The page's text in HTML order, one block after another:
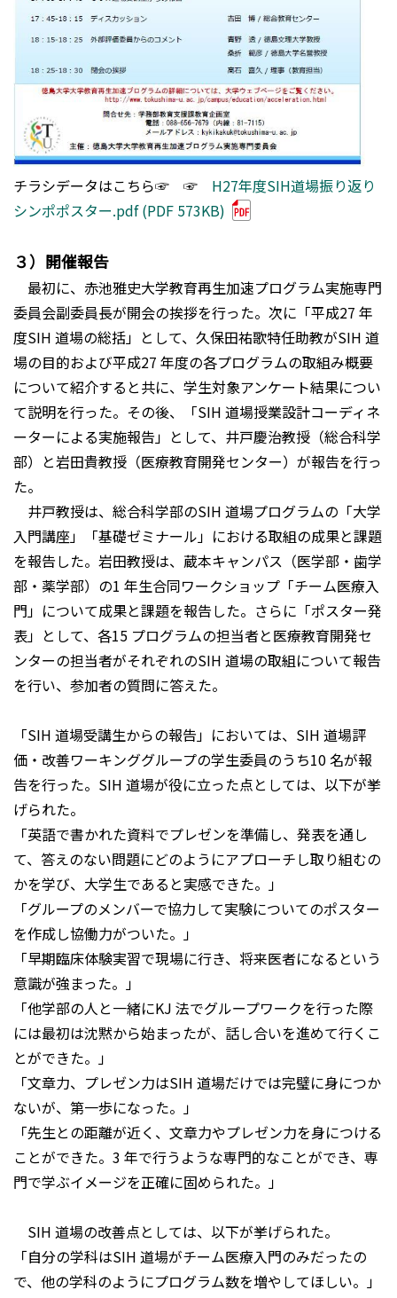
チラシデータはこちら☞ ☞ H27年度SIH道場振り返り
シンポポスター.pdf (PDF 573KB)
３）開催報告
最初に、赤池雅史大学教育再生加速プログラム実施専門
委員会副委員長が開会の挨拶を行った。次に「平成27 年
度SIH 道場の総括」として、久保田祐歌特任助教がSIH 道
場の目的および平成27 年度の各プログラムの取組み概要
について紹介すると共に、学生対象アンケート結果につい
て説明を行った。その後、「SIH 道場授業設計コーディネ
ーターによる実施報告」として、井戸慶治教授（総合科学
部）と岩田貴教授（医療教育開発センター）が報告を行っ
た。
井戸教授は、総合科学部のSIH 道場プログラムの「大学
入門講座」「基礎ゼミナール」における取組の成果と課題
を報告した。岩田教授は、蔵本キャンパス（医学部・歯学
部・薬学部）の1 年生合同ワークショップ「チーム医療入
門」について成果と課題を報告した。さらに「ポスター発
表」として、各15 プログラムの担当者と医療教育開発セ
ンターの担当者がそれぞれのSIH 道場の取組について報告
を行い、参加者の質問に答えた。
「SIH 道場受講生からの報告」においては、SIH 道場評
価・改善ワーキンググループの学生委員のうち10 名が報
告を行った。SIH 道場が役に立った点としては、以下が挙
げられた。
「英語で書かれた資料でプレゼンを準備し、発表を通し
て、答えのない問題にどのようにアプローチし取り組むの
かを学び、大学生であると実感できた。」
「グループのメンバーで協力して実験についてのポスター
を作成し協働力がついた。」
「早期臨床体験実習で現場に行き、将来医者になるという
意識が強まった。」
「他学部の人と一緒にKJ 法でグループワークを行った際
には最初は沈黙から始まったが、話し合いを進めて行くこ
とができた。」
「文章力、プレゼン力はSIH 道場だけでは完璧に身につか
ないが、第一歩になった。」
「先生との距離が近く、文章力やプレゼン力を身につける
ことができた。3 年で行うような専門的なことができ、専
門で学ぶイメージを正確に固められた。」
SIH 道場の改善点としては、以下が挙げられた。
「自分の学科はSIH 道場がチーム医療入門のみだったの
で、他の学科のようにプログラム数を増やしてほしい。」